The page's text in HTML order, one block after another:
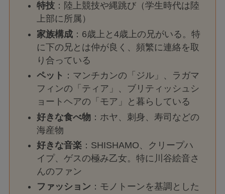
特技：陸上競技や縄跳び（学生時代は陸
上部に所属）
家族構成：6歳上と4歳上の兄がいる。特
に下の兄とは仲が良く、頻繁に連絡を取
り合っている
ペット ：マンチカンの「ジル」、ラガマ
フィンの「ティア」、ブリティッシュシ
ョートヘアの「モア」と暮らしている
好きな食べ物：ホヤ、刺身、寿司などの
海産物
好きな音楽：SHISHAMO、クリープハ
イプ、ゲスの極み乙女。特に川谷絵音さ
んのファン
ファッション ：モノトーンを基調とした